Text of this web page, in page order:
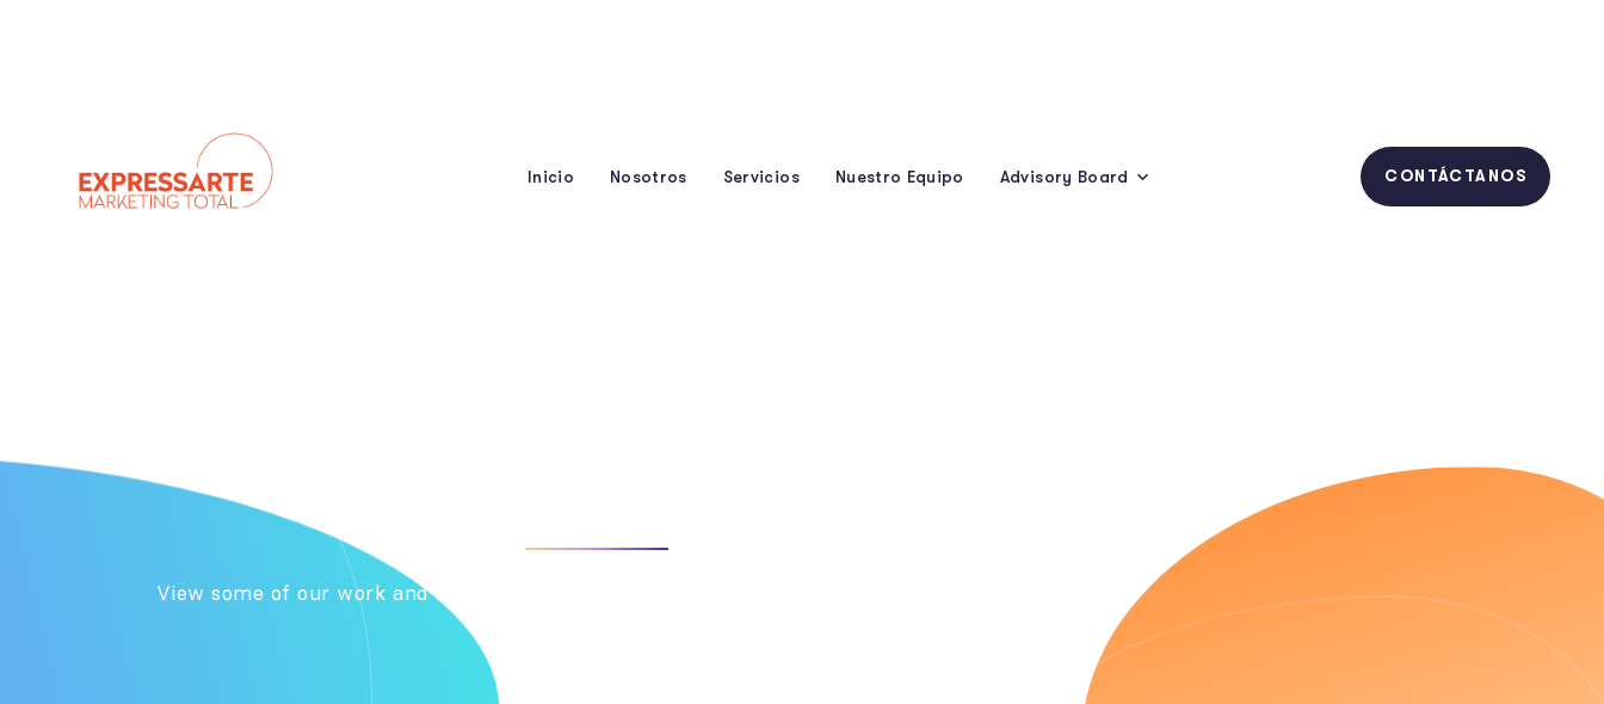
Inicio Nosotros Servicios Nuestro Equipo Advisory Board CONTÁCTANOS
View some of our work and case studies for clients. We will work to deliver that strategy